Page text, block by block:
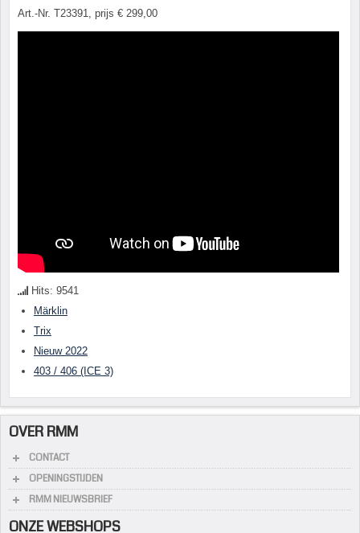
Art.-Nr. T23391, prijs € 299,00
Hits: 9541
Märklin
Trix
Nieuw 2022
403 / 406 (ICE 3)
OVER RMM
CONTACT
OPENINGSTIJDEN
RMM NIEUWSBRIEF
ONZE WEBSHOPS